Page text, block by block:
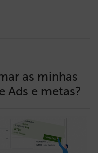
as minhas
Ads e metas?